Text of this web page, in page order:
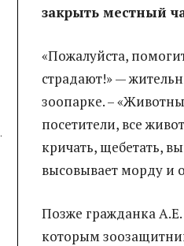
закрыть местный
«Пожалуйста,
страдают!» —
зоопарке. –
посетители, все
кричать, щебетать,
высовывает морду и
Позже гражданка
которым